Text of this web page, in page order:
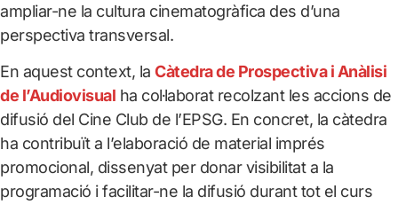
ampliar-ne la cultura cinematogràfica des d’una
perspectiva transversal.
En aquest context, la Càtedra de Prospectiva i Anàlisi
de l’Audiovisual ha col·laborat recolzant les accions de
difusió del Cine Club de l’EPSG. En concret, la càtedra
ha contribuït a l’elaboració de material imprés
promocional, dissenyat per donar visibilitat a la
programació i facilitar-ne la difusió durant tot el curs